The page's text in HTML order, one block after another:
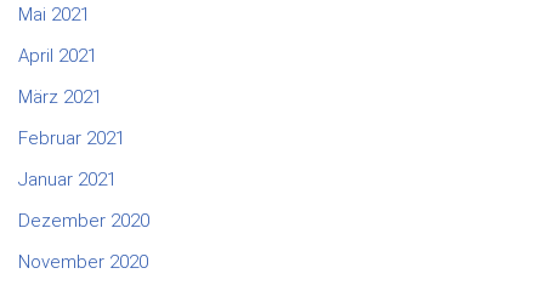
Mai 2021
April 2021
März 2021
Februar 2021
Januar 2021
Dezember 2020
November 2020